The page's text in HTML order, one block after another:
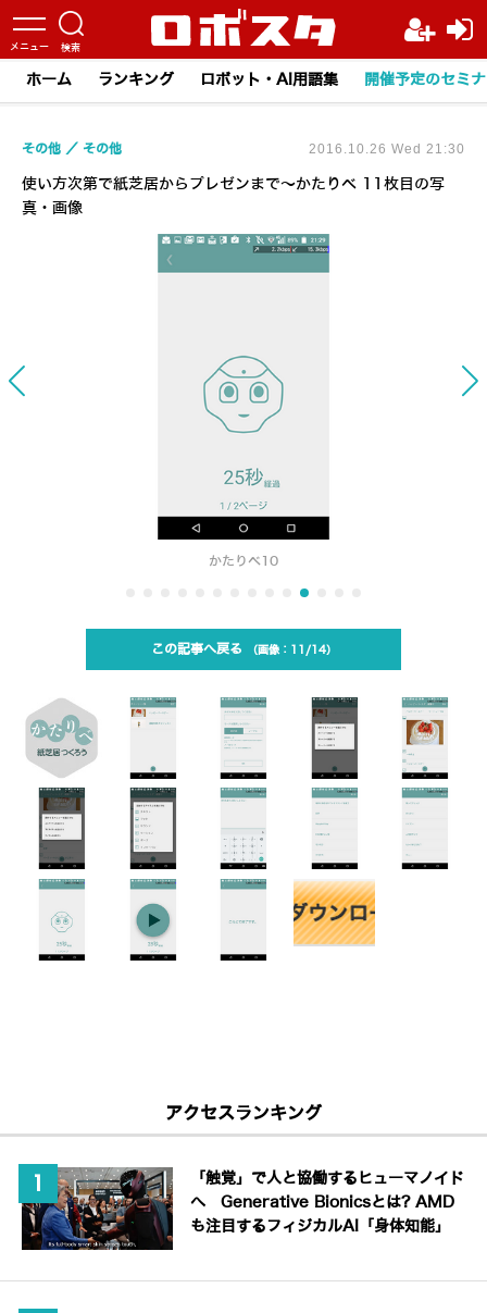
ホーム ランキング ロボット・AI用語集 開催予定のセミ
使い方次第で紙芝居からプレゼンまで～かたりべ 11枚目の写
真・画像
その他 その他 2016.10.26 Wed 21:30
かたりべ10
この記事へ戻る 11/14
アクセスランキング
「触覚」で人と協働するヒューマノイド
へ Generative Bionicsとは? AMD
も注目するフィジカルAI「身体知能」